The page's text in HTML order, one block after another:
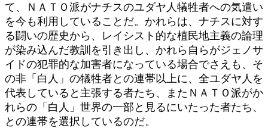
て、ＮＡＴＯ派がナチスのユダヤ人犠牲者への気遣い
を今も利用していることだ。かれらは、ナチスに対す
る闘いの歴史から、レイシスト的な植民地主義の論理
が染み込んだ教訓を引き出し、かれら自らがジェノサ
イドの犯罪的な加害者になっている場合でさえも、そ
の非「白人」の犠牲者との連帯以上に、全ユダヤ人を
代表していると主張する者たち、またＮＡＴＯ派がか
れらの「白人」世界の一部と見るにいたった者たち、
との連帯を選択しているのだ。